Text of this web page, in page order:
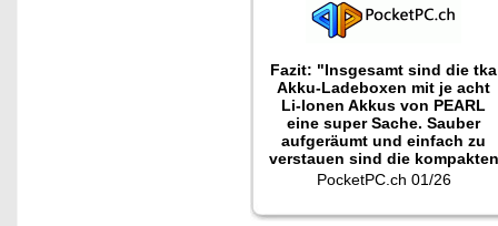
Fazit: "Insgesamt sind die tka
Akku-Ladeboxen mit je acht
Li-Ionen Akkus von PEARL
eine super Sache. Sauber
aufgeräumt und einfach zu
verstauen sind die kompakten
Ladegeräte richtig praktisch
zur Aufbewahrung sowie zum
PocketPC.ch 01/26